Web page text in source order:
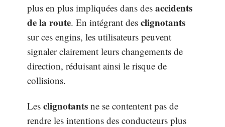
plus en plus impliquées dans des accidents
de la route. En intégrant des clignotants
sur ces engins, les utilisateurs peuvent
signaler clairement leurs changements de
direction, réduisant ainsi le risque de
collisions.
Les clignotants ne se contentent pas de
rendre les intentions des conducteurs plus